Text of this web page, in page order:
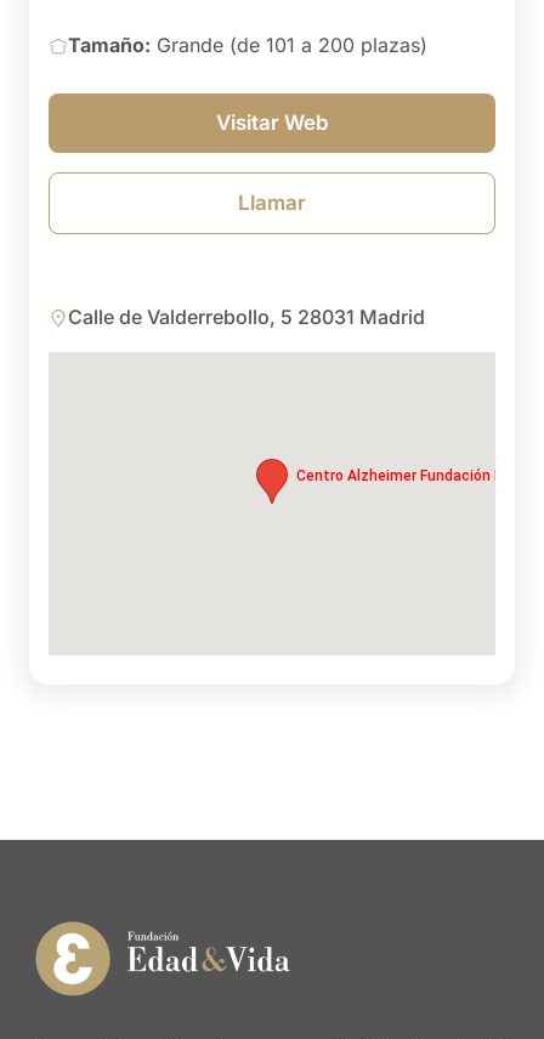
Tamaño: Grande (de 101 a 200 plazas)
Visitar Web
Llamar
Calle de Valderrebollo, 5 28031 Madrid
Centro Alzheimer Fundación Reina